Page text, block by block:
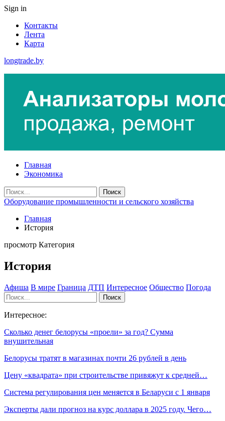
Sign in
Контакты
Лента
Карта
longtrade.by
Главная
Экономика
Оборудование промышленности и сельского хозяйства
Главная
История
просмотр Категория
История
Афиша В мире Граница ДТП Интересное Общество Погода
Интересное:
Сколько денег белорусы «проели» за год? Сумма
внушительная
Белорусы тратят в магазинах почти 26 рублей в день
Цену «квадрата» при строительстве привяжут к средней…
Система регулирования цен меняется в Беларуси с 1 января
Эксперты дали прогноз на курс доллара в 2025 году. Чего…